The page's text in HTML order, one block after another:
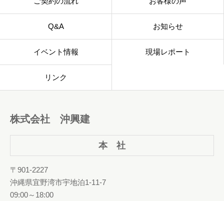
Q&A お知らせ
イベント情報 現場レポート
リンク
株式会社 沖興建
本 社
〒901-2227
沖縄県宜野湾市宇地泊1-11-7
09:00～18:00